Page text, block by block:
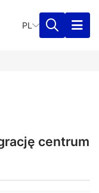
PL
centrum